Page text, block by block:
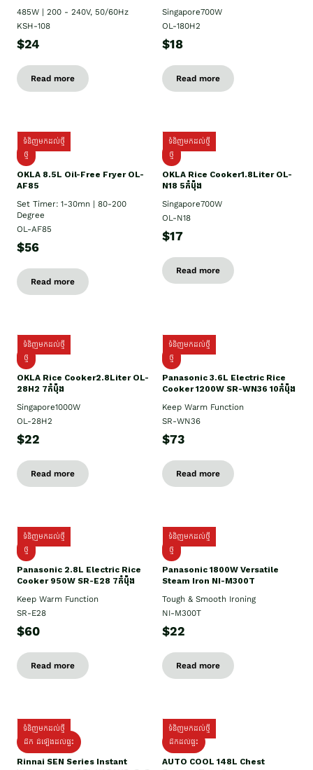
485W | 200 - 240V, 50/60Hz
KSH-108
$24
Read more
Singapore700W
OL-180H2
$18
Read more
ទំនិញមកដល់ថ្មី
ថ្មី
OKLA 8.5L Oil-Free Fryer OL-
AF85
Set Timer: 1-30mn | 80-200
Degree
OL-AF85
$56
Read more
ទំនិញមកដល់ថ្មី
ថ្មី
OKLA Rice Cooker1.8Liter OL-
N18 5កំប៉ុង
Singapore700W
OL-N18
$17
Read more
ទំនិញមកដល់ថ្មី
ថ្មិ
OKLA Rice Cooker2.8Liter OL-
28H2 7កំប៉ុង
Singapore1000W
OL-28H2
$22
Read more
ទំនិញមកដល់ថ្មី
ថ្មី
Panasonic 3.6L Electric Rice
Cooker 1200W SR-WN36 10កំប៉ុង
Keep Warm Function
SR-WN36
$73
Read more
ទំនិញមកដល់ថ្មី
ថ្មី
Panasonic 2.8L Electric Rice
Cooker 950W SR-E28 7កំប៉ុង
Keep Warm Function
SR-E28
$60
Read more
ទំនិញមកដល់ថ្មី
ថ្មី
Panasonic 1800W Versatile
Steam Iron NI-M300T
Tough & Smooth Ironing
NI-M300T
$22
Read more
ទំនិញមកដល់ថ្មី
ដឹក ដំឡើងដល់ផ្ទះ
Rinnai SEN Series Instant
ទំនិញមកដល់ថ្មី
ដឹកដល់ផ្ទះ
AUTO COOL 148L Chest